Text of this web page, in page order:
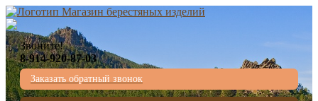
Звоните!
8-914-920-87-03
Заказать обратный звонок